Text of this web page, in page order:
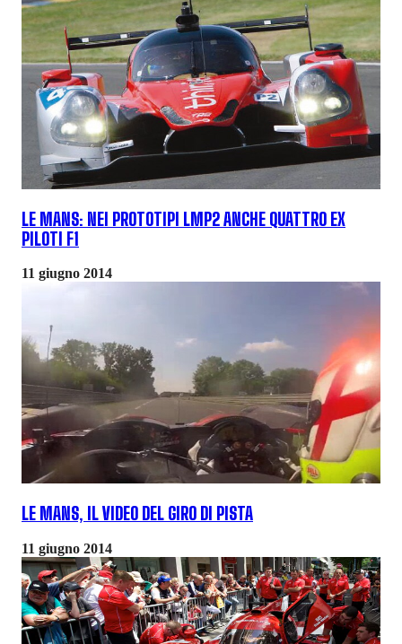
LE MANS: NEI PROTOTIPI LMP2 ANCHE QUATTRO EX
PILOTI F1
11 giugno 2014
LE MANS, IL VIDEO DEL GIRO DI PISTA
11 giugno 2014